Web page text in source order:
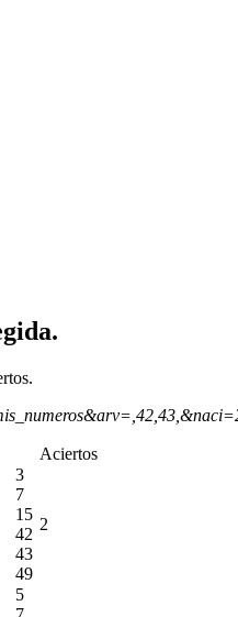
Aciertos
3
7
15
42
43
49
2
5